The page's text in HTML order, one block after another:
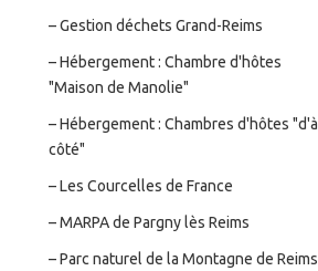
– Gestion déchets Grand-Reims
– Hébergement : Chambre d'hôtes
"Maison de Manolie"
– Hébergement : Chambres d'hôtes "d'à
côté"
– Les Courcelles de France
– MARPA de Pargny lès Reims
– Parc naturel de la Montagne de Reims